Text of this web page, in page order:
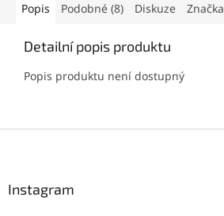
Popis Podobné (8) Diskuze Značka
Detailní popis produktu
Popis produktu není dostupný
Instagram